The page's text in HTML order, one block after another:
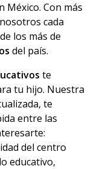
México. Con más
cada
los más de
del país.
te
tu hijo. Nuestra
te
entre las
del centro
educativo,